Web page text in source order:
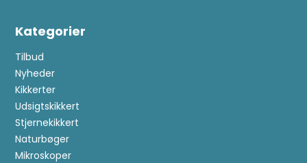
Kategorier
Tilbud
Nyheder
Kikkerter
Udsigtskikkert
Stjernekikkert
Naturbøger
Mikroskoper